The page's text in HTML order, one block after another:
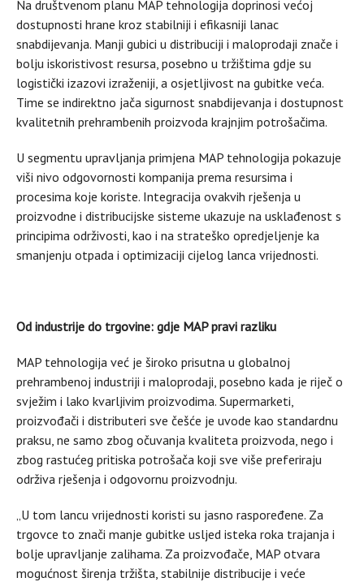
Na društvenom planu MAP tehnologija doprinosi većoj
dostupnosti hrane kroz stabilniji i efikasniji lanac
snabdijevanja. Manji gubici u distribuciji i maloprodaji znače i
bolju iskoristivost resursa, posebno u tržištima gdje su
logistički izazovi izraženiji, a osjetljivost na gubitke veća.
Time se indirektno jača sigurnost snabdijevanja i dostupnost
kvalitetnih prehrambenih proizvoda krajnjim potrošačima.
U segmentu upravljanja primjena MAP tehnologija pokazuje
viši nivo odgovornosti kompanija prema resursima i
procesima koje koriste. Integracija ovakvih rješenja u
proizvodne i distribucijske sisteme ukazuje na usklađenost s
principima održivosti, kao i na strateško opredjeljenje ka
smanjenju otpada i optimizaciji cijelog lanca vrijednosti.
Od industrije do trgovine: gdje MAP pravi razliku
MAP tehnologija već je široko prisutna u globalnoj
prehrambenoj industriji i maloprodaji, posebno kada je riječ o
svježim i lako kvarljivim proizvodima. Supermarketi,
proizvođači i distributeri sve češće je uvode kao standardnu
praksu, ne samo zbog očuvanja kvaliteta proizvoda, nego i
zbog rastućeg pritiska potrošača koji sve više preferiraju
održiva rješenja i odgovornu proizvodnju.
„U tom lancu vrijednosti koristi su jasno raspoređene. Za
trgovce to znači manje gubitke usljed isteka roka trajanja i
bolje upravljanje zalihama. Za proizvođače, MAP otvara
mogućnost širenja tržišta, stabilnije distribucije i veće